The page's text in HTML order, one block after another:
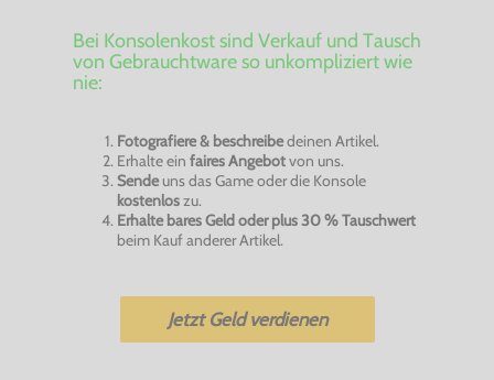
Bei Konsolenkost sind Verkauf und Tausch
von Gebrauchtware so unkompliziert wie
nie:
Fotografiere & beschreibedeinen Artikel.
Erhalte ein faires Angebotvon uns.
Sendeuns das Game oder die Konsole
kostenloszu.
Erhalte bares Geld oder plus 30 % Tauschwert
beim Kauf anderer Artikel.
Jetzt Geld verdienen